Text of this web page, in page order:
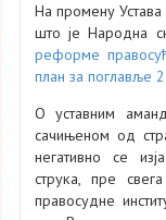
На промену Устава
што је Народна
реформе
план за поглавље
О уставним
сачињеном од
негативно се
струка, пре
правосудне